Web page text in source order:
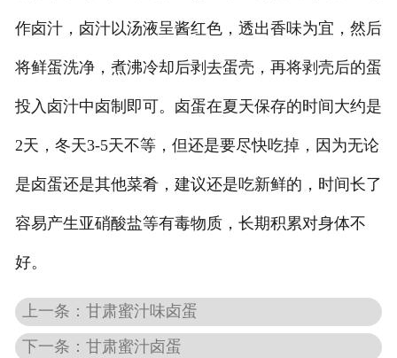
作卤汁，卤汁以汤液呈酱红色，透出香味为宜，然后
将鲜蛋洗净，煮沸冷却后剥去蛋壳，再将剥壳后的蛋
投入卤汁中卤制即可。卤蛋在夏天保存的时间大约是
2天，冬天3-5天不等，但还是要尽快吃掉，因为无论
是卤蛋还是其他菜肴，建议还是吃新鲜的，时间长了
容易产生亚硝酸盐等有毒物质，长期积累对身体不
好。
上一条：甘肃蜜汁味卤蛋
下一条：甘肃蜜汁卤蛋